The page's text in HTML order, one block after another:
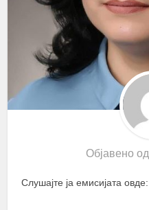
Објавено од
Слушајте ја емисијата овде: